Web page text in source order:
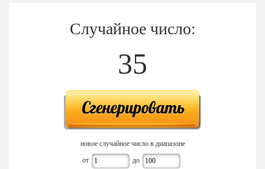
Случайное число:
35
новое случайное число в диапазоне
от до